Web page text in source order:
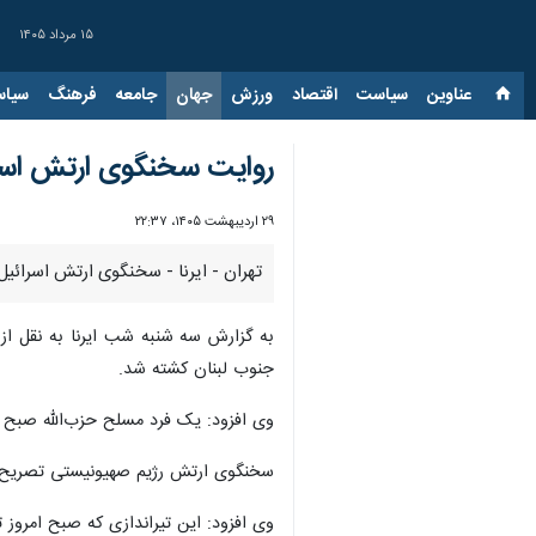
۱۵ مرداد ۱۴۰۵
عناوین‌ سیاست اقتصاد ورزش جهان جامعه فرهنگ
روایت سخنگوی ارتش
۲۹ اردیبهشت ۱۴۰۵، ۲۲:۳۷